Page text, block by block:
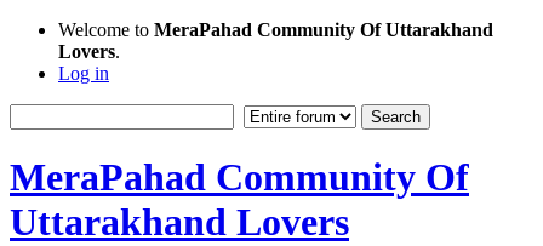
Welcome to MeraPahad Community Of Uttarakhand
Lovers.
Log in
MeraPahad Community Of
Uttarakhand Lovers